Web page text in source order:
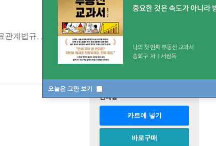
오늘은 그만 보기
관계법규, 보건의료정보관리사, 안경사
판매중
카트에 넣기
바로구매